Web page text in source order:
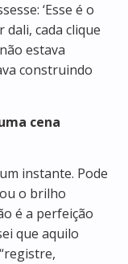
‘Esse é o
dali, cada clique
estava
construindo
cena
instante. Pode
o brilho
é a perfeição
que aquilo